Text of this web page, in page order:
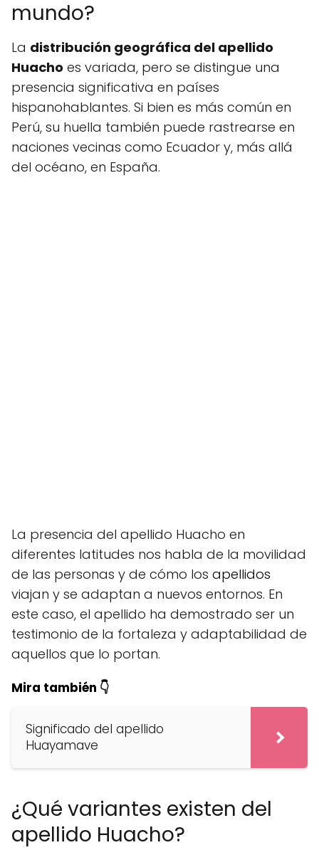
mundo?
La distribución geográfica del apellido
Huacho es variada, pero se distingue una
presencia significativa en países
hispanohablantes. Si bien es más común en
Perú, su huella también puede rastrearse en
naciones vecinas como Ecuador y, más allá
del océano, en España.
La presencia del apellido Huacho en
diferentes latitudes nos habla de la movilidad
de las personas y de cómo los apellidos
viajan y se adaptan a nuevos entornos. En
este caso, el apellido ha demostrado ser un
testimonio de la fortaleza y adaptabilidad de
aquellos que lo portan.
Mira también 👇
Significado del apellido
Huayamave
¿Qué variantes existen del
apellido Huacho?